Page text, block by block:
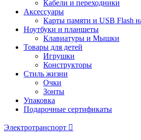
Кабели и переходники
Аксессуары
Карты памяти и USB Flash
Ноутбуки и планшеты
Клавиатуры и Мышки
Товары для детей
Игрушки
Конструкторы
Стиль жизни
Очки
Зонты
Упаковка
Подарочные сертификаты
Электротранспорт